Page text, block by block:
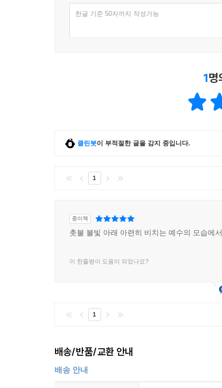
한글 기준 50자까지 작성가능
1명
클린봇이 부적절한 글을 감지 중입니다.
1
종이책
촛불 불빛 아래 아련히 비치는 예수의 모습에
이 한줄평이 도움이 되었나요?
1
배송/반품/교환 안내
배송 안내